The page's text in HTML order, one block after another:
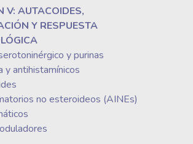
V: AUTACOIDES,
Y RESPUESTA
y purinas
y antihistamínicos
no esteroideos (AINEs)